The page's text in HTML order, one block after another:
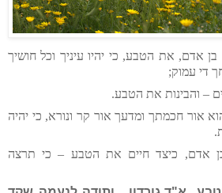
אדם, את הטבע, כי יהיו עיניך וכל חושיך
די עמוק;
– והבינות את הטבע.
אור חכמתך ומדעך אור קר ונורא, כי יהיה
אדם, כיצד חיים את הטבע – כי תרצה